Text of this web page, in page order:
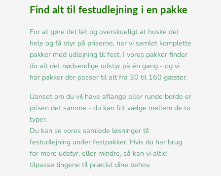
Find alt til festudlejning i en pakke
For at gøre det let og overskueligt at huske det
hele og få styr på priserne, har vi samlet komplette
pakker med udlejning til fest. I vores pakker finder
du alt det nødvendige udstyr på én gang - og vi
har pakker der passer til alt fra 30 til 160 gæster.
Uanset om du vil have aflange eller runde borde er
prisen det samme - du kan frit vælge mellem de to
typer.
Du kan se vores samlede løsninger til
festudlejning under festpakker. Hvis du har brug
for mere udstyr, eller mindre, så kan vi altid
tilpasse tingene til præcist dine behov.